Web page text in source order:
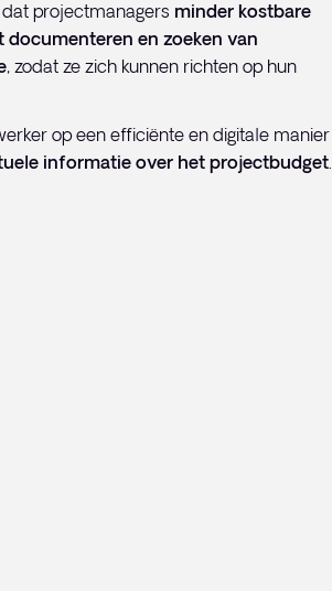
projectmanagers minder kostbare
documenteren en zoeken van
, zodat ze zich kunnen richten op hun
op een efficiënte en digitale manier
informatie over het projectbudget.